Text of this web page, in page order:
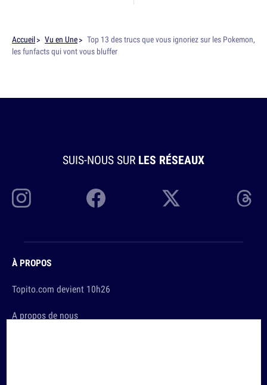
Accueil Vu en Une
Top 13 des trucs que vous ignoriez sur les Pokemon,
les funfacts qui vont vous bluffer
SUIS-NOUS SUR LES RÉSEAUX
À PROPOS
Topito.com devient 10h26
A propos de nous